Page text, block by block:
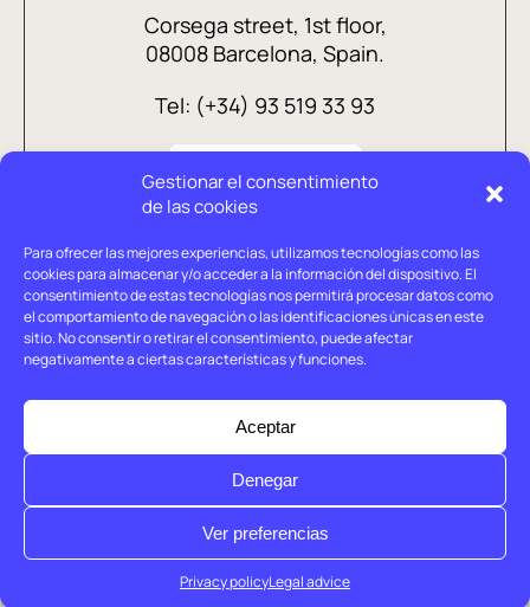
Gestionar el consentimiento
de las cookies
Para ofrecer las mejores experiencias, utilizamos tecnologías como las
cookies para almacenar y/o acceder a la información del dispositivo. El
consentimiento de estas tecnologías nos permitirá procesar datos como
el comportamiento de navegación o las identificaciones únicas en este
sitio. No consentir o retirar el consentimiento, puede afectar
negativamente a ciertas características y funciones.
Aceptar
Denegar
Ver preferencias
Privacy policyLegal advice
Corsega street, 1st floor,
08008 Barcelona, Spain.
Tel: (+34) 93 519 33 93
© Holtrop 2026
Legal advice
Privacy policy
Cookies policy